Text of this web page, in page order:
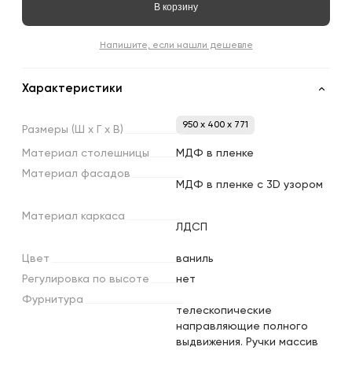
В корзину
Напишите, если нашли дешевле
Характеристики
Размеры (Ш х х В) 950 x 400 x 771
Материал столешницы
МДФ в пленке
Материал фасадов
МДФ в пленке с 3D узором
Материал каркаса
ЛДСП
Цвет
ваниль
Регулировка по высоте
нет
Фурнитура
телескопические
направляющие полного
выдвижения. Ручки массив